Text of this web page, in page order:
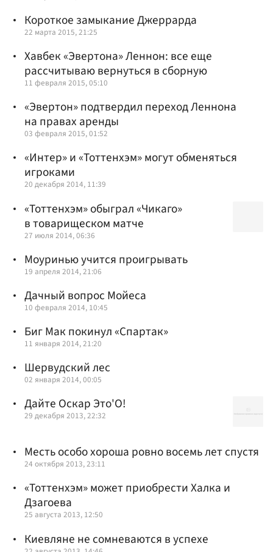
Короткое замыкание Джеррарда
22 марта 2015, 21:25
Хавбек «Эвертона» Леннон: все еще
рассчитываю вернуться в сборную
11 февраля 2015, 05:10
«Эвертон» подтвердил переход Леннона
на правах аренды
03 февраля 2015, 01:52
«Интер» и «Тоттенхэм» могут обменяться
игроками
20 декабря 2014, 11:39
«Тоттенхэм» обыграл «Чикаго»
в товарищеском матче
27 июля 2014, 06:36
Моуринью учится проигрывать
19 апреля 2014, 21:06
Дачный вопрос Мойеса
10 февраля 2014, 10:45
Биг Мак покинул «Спартак»
11 января 2014, 21:20
Шервудский лес
02 января 2014, 00:05
Дайте Оскар Это'О!
29 декабря 2013, 22:32
Месть особо хороша ровно восемь лет спустя
24 октября 2013, 23:11
«Тоттенхэм» может приобрести Халка и
Дзагоева
25 августа 2013, 12:50
Киевляне не сомневаются в успехе